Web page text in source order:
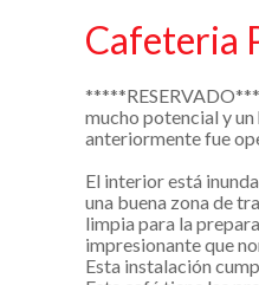
Cafeteria
mucho potencial y
anteriormente fue
El interior está
una buena zona de
limpia para la
impresionante que
Esta instalación